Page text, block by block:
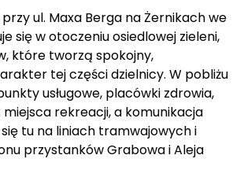
takie jak spacery, sporty czy inne
świeżym powietrzu.
będzie realizowany w kilku fazach. W
powstanie 289 wygodnych i
o powierzchniach od 30 do 84
1 do 4 pokoi. Większość mieszkań
w balkony, a niektóre z nich -
przy ul. Maxa Berga na Żernikach we
się w otoczeniu osiedlowej zieleni,
które tworzą spokojny,
tej części dzielnicy. W pobliżu
usługowe, placówki zdrowia,
rekreacji, a komunikacja
tu na liniach tramwajowych i
przystanków Grabowa i Aleja